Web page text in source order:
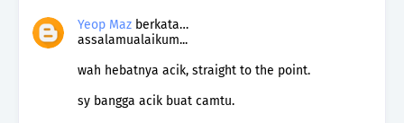
Yeop Maz berkata…
assalamualaikum...
wah hebatnya acik, straight to the point.
sy bangga acik buat camtu.